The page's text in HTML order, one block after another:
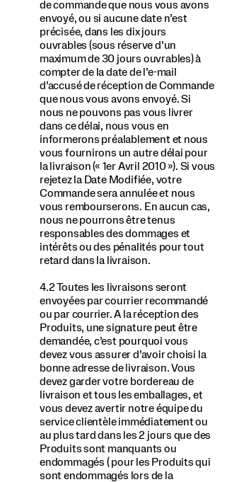
de commande que nous vous avons
envoyé, ou si aucune date n’est
précisée, dans les dix jours
ouvrables (sous réserve d’un
maximum de 30 jours ouvrables) à
compter de la date de l’e-mail
d’accusé de réception de Commande
que nous vous avons envoyé. Si
nous ne pouvons pas vous livrer
dans ce délai, nous vous en
informerons préalablement et nous
vous fournirons un autre délai pour
la livraison (« 1er Avril 2010 »). Si vous
rejetez la Date Modifiée, votre
Commande sera annulée et nous
vous rembourserons. En aucun cas,
nous ne pourrons être tenus
responsables des dommages et
intérêts ou des pénalités pour tout
retard dans la livraison.
4.2 Toutes les livraisons seront
envoyées par courrier recommandé
ou par courrier. A la réception des
Produits, une signature peut être
demandée, c’est pourquoi vous
devez vous assurer d’avoir choisi la
bonne adresse de livraison. Vous
devez garder votre bordereau de
livraison et tous les emballages, et
vous devez avertir notre équipe du
service clientèle immédiatement ou
au plus tard dans les 2 jours que des
Produits sont manquants ou
endommagés ( pour les Produits qui
sont endommagés lors de la